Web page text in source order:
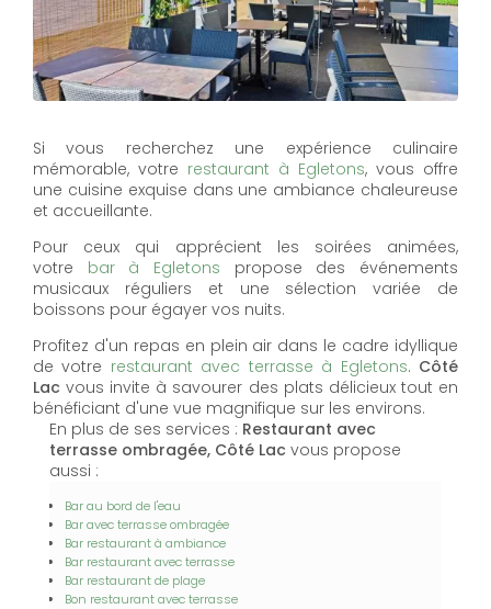
Si vous recherchez une expérience culinaire
mémorable, votre restaurant à Egletons, vous offre
une cuisine exquise dans une ambiance chaleureuse
et accueillante.
Pour ceux qui apprécient les soirées animées,
votre bar à Egletons propose des événements
musicaux réguliers et une sélection variée de
boissons pour égayer vos nuits.
Profitez d'un repas en plein air dans le cadre idyllique
de votre restaurant avec terrasse à Egletons. Côté
Lac vous invite à savourer des plats délicieux tout en
bénéficiant d'une vue magnifique sur les environs.
En plus de ses services : Restaurant avec
terrasse ombragée, Côté Lac vous propose
aussi :
Bar au bord de l'eau
Bar avec terrasse ombragée
Bar restaurant à ambiance
Bar restaurant avec terrasse
Bar restaurant de plage
Bon restaurant avec terrasse